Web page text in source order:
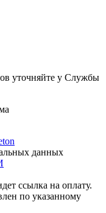
уточняйте у Службы
данных
ссылка на оплату.
по указанному